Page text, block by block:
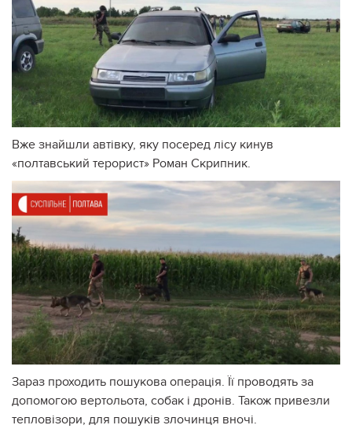
Вже знайшли автівку, яку посеред лісу кинув
«полтавський терорист» Роман Скрипник.
Зараз проходить пошукова операція. Її проводять за
допомогою вертольота, собак і дронів. Також привезли
тепловізори, для пошуків злочинця вночі.